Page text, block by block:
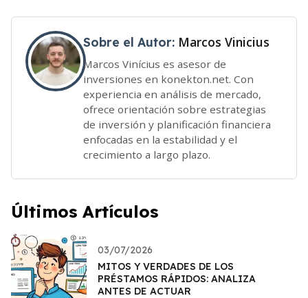
Sobre el Autor: Marcos Vinicius
Marcos Vinícius es asesor de
inversiones en konekton.net. Con
experiencia en análisis de mercado,
ofrece orientación sobre estrategias
de inversión y planificación financiera
enfocadas en la estabilidad y el
crecimiento a largo plazo.
Últimos Artículos
03/07/2026
MITOS Y VERDADES DE LOS
PRÉSTAMOS RÁPIDOS: ANALIZA
ANTES DE ACTUAR